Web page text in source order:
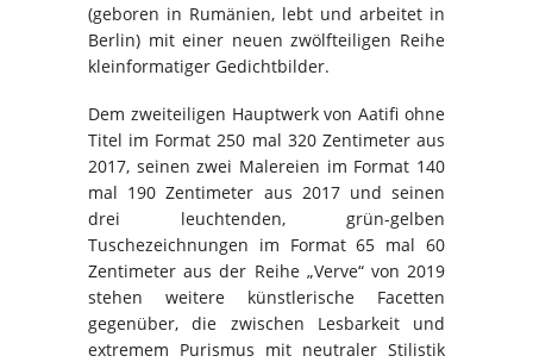
(geboren in Rumänien, lebt und arbeitet in
Berlin) mit einer neuen zwölfteiligen Reihe
kleinformatiger Gedichtbilder.
Dem zweiteiligen Hauptwerk von Aatifi ohne
Titel im Format 250 mal 320 Zentimeter aus
2017, seinen zwei Malereien im Format 140
mal 190 Zentimeter aus 2017 und seinen
drei leuchtenden, grün-gelben
Tuschezeichnungen im Format 65 mal 60
Zentimeter aus der Reihe „Verve“ von 2019
stehen weitere künstlerische Facetten
gegenüber, die zwischen Lesbarkeit und
extremem Purismus mit neutraler Stilistik